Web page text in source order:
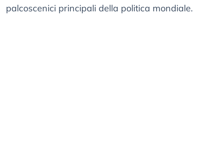
palcoscenici principali della politica mondiale.